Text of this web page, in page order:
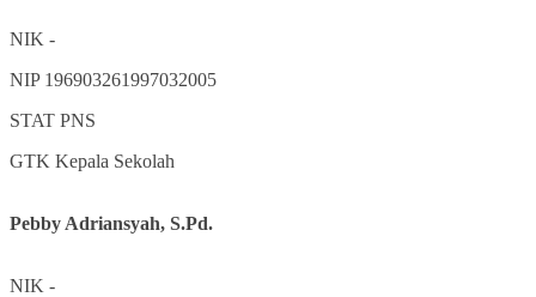
NIK -
NIP 196903261997032005
STAT PNS
GTK Kepala Sekolah
Pebby Adriansyah, S.Pd.
NIK -